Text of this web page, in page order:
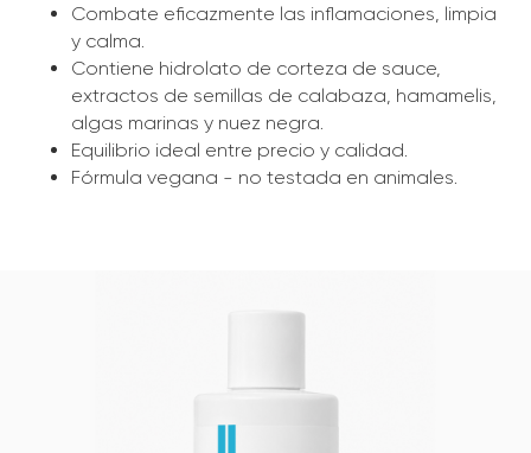
Combate eficazmente las inflamaciones, limpia
y calma.
Contiene hidrolato de corteza de sauce,
extractos de semillas de calabaza, hamamelis,
algas marinas y nuez negra.
Equilibrio ideal entre precio y calidad.
Fórmula vegana - no testada en animales.